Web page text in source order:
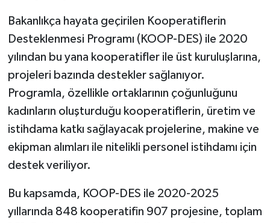
Bakanlıkça hayata geçirilen Kooperatiflerin
Desteklenmesi Programı (KOOP-DES) ile 2020
yılından bu yana kooperatifler ile üst kuruluşlarına,
projeleri bazında destekler sağlanıyor.
Programla, özellikle ortaklarının çoğunluğunu
kadınların oluşturduğu kooperatiflerin, üretim ve
istihdama katkı sağlayacak projelerine, makine ve
ekipman alımları ile nitelikli personel istihdamı için
destek veriliyor.
Bu kapsamda, KOOP-DES ile 2020-2025
yıllarında 848 kooperatifin 907 projesine, toplam